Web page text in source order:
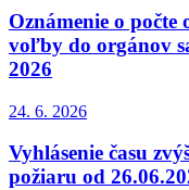
Oznámenie o
voľby do orgánov
2026
24. 6. 2026
Vyhlásenie času
požiaru od